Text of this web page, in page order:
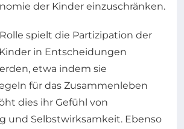
der Kinder einzuschränken.
spielt die Partizipation der
in Entscheidungen
etwa indem sie
für das Zusammenleben
dies ihr Gefühl von
und Selbstwirksamkeit. Ebenso